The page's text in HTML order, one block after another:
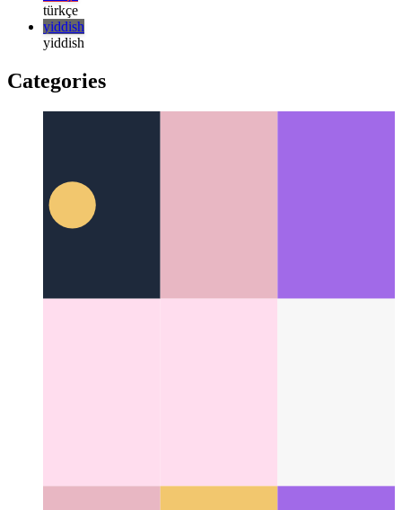
한국어
русский
русский
türkçe
yiddish